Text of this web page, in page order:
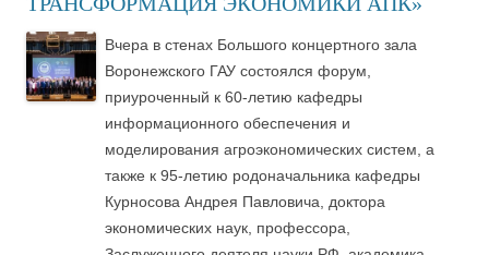
Вчера в стенах Большого концертного зала
Воронежского ГАУ состоялся форум,
приуроченный к 60-летию кафедры
информационного обеспечения и
моделирования агроэкономических систем, а
также к 95-летию родоначальника кафедры
Курносова Андрея Павловича, доктора
экономических наук, профессора,